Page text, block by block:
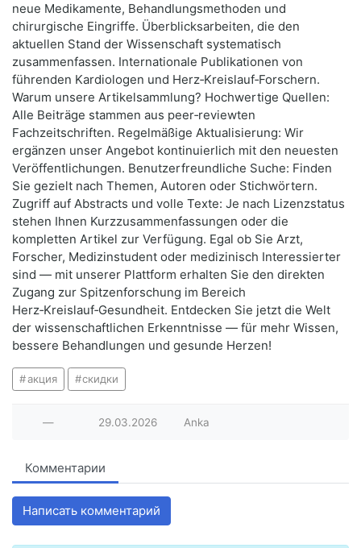
neue Medikamente, Behandlungsmethoden und
chirurgische Eingriffe. Überblicksarbeiten, die den
aktuellen Stand der Wissenschaft systematisch
zusammenfassen. Internationale Publikationen von
führenden Kardiologen und Herz‑Kreislauf‑Forschern.
Warum unsere Artikelsammlung? Hochwertige Quellen:
Alle Beiträge stammen aus peer‑reviewten
Fachzeitschriften. Regelmäßige Aktualisierung: Wir
ergänzen unser Angebot kontinuierlich mit den neuesten
Veröffentlichungen. Benutzerfreundliche Suche: Finden
Sie gezielt nach Themen, Autoren oder Stichwörtern.
Zugriff auf Abstracts und volle Texte: Je nach Lizenzstatus
stehen Ihnen Kurzzusammenfassungen oder die
kompletten Artikel zur Verfügung. Egal ob Sie Arzt,
Forscher, Medizinstudent oder medizinisch Interessierter
sind — mit unserer Plattform erhalten Sie den direkten
Zugang zur Spitzenforschung im Bereich
Herz‑Kreislauf‑Gesundheit. Entdecken Sie jetzt die Welt
der wissenschaftlichen Erkenntnisse — für mehr Wissen,
bessere Behandlungen und gesunde Herzen!
акция скидки
— 29.03.2026 Anka
Комментарии
Написать комментарий